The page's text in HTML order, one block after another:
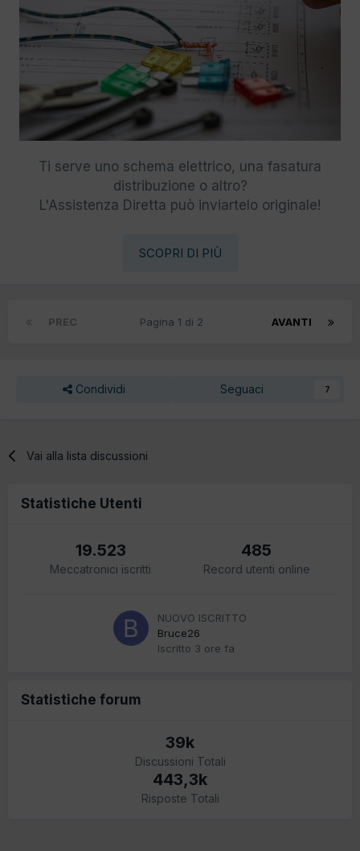
Ti serve uno schema elettrico, una fasatura
distribuzione o altro?
L'Assistenza Diretta può inviartelo originale!
SCOPRI DI PIÙ
PREC AVANTI
Pagina 1 di 2
Condividi Seguaci 7
Vai alla lista discussioni
Statistiche Utenti
19.523
Meccatronici iscritti
485
Record utenti online
NUOVO ISCRITTO
Bruce26
Iscritto 3 ore fa
Statistiche forum
39k
Discussioni Totali
443,3k
Risposte Totali